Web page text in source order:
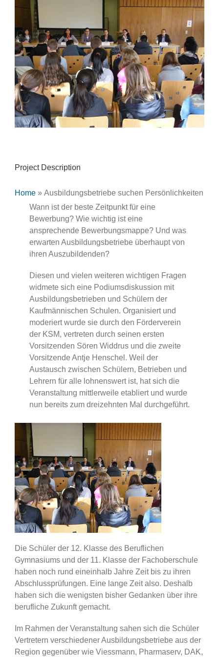
Larger
Image
Project Description
Home » Ausbildungsbetriebe suchen Persönlichkeiten
Wann ist der beste Zeitpunkt für eine
Bewerbung? Wie wichtig ist eine
ansprechende Bewerbungsmappe? Und was
erwarten Ausbildungsbetriebe überhaupt von
ihren Auszubildenden?
Diesen und vielen weiteren wichtigen Fragen
widmete sich eine Podiumsdiskussion mit
Ausbildungsbetrieben und Schülern der
Kaufmännischen Schulen. Organisiert und
moderiert wurde sie durch den Förderverein
der KSM, vertreten durch seinen ersten
Vorsitzenden Sören Widdrus und die zweite
Vorsitzende Antje Henschel. Weil der
Austausch zwischen Schülern, Betrieben und
Lehrern für alle lohnenswert ist, hat sich die
Veranstaltung mittlerweile etabliert und wurde
nun bereits zum dreizehnten Mal durchgeführt.
Die Schüler der 12. Klasse des Beruflichen
Gymnasiums und der 11. Klasse der Fachoberschule
haben noch rund eineinhalb Jahre Zeit bis zu ihren
Abschlussprüfungen. Eine lange Zeit also. Deshalb
haben sich die wenigsten bisher Gedanken über ihre
berufliche Zukunft gemacht.
Im Rahmen der Veranstaltung sahen sich die Schüler
Vertretern verschiedener Ausbildungsbetriebe aus der
Region gegenüber wie Viessmann, Pharmaserv, DAK,